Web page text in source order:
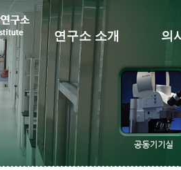
연구소 소개 의